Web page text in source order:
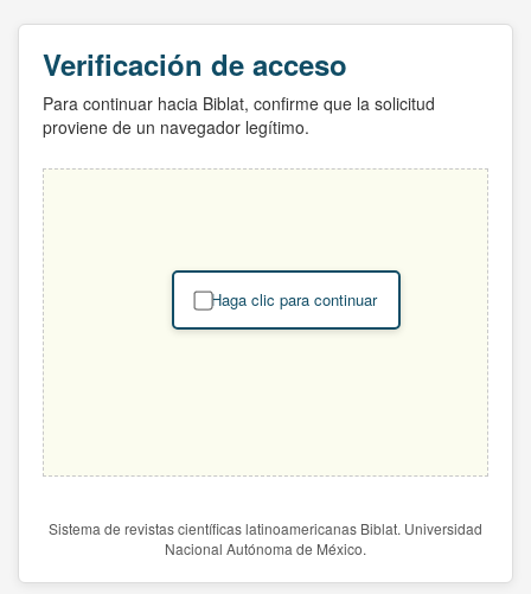
Verificación de acceso
Para continuar hacia Biblat, confirme que la solicitud
proviene de un navegador legítimo.
Haga clic para continuar
Sistema de revistas científicas latinoamericanas Biblat. Universidad
Nacional Autónoma de México.